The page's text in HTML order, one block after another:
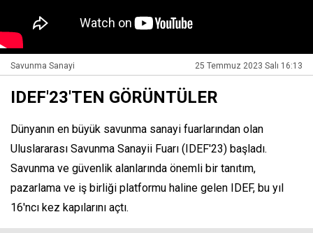
Savunma Sanayi 25 Temmuz 2023 Salı 16:13
IDEF'23'TEN GÖRÜNTÜLER
Dünyanın en büyük savunma sanayi fuarlarından olan
Uluslararası Savunma Sanayii Fuarı (IDEF'23) başladı.
Savunma ve güvenlik alanlarında önemli bir tanıtım,
pazarlama ve iş birliği platformu haline gelen IDEF, bu yıl
16'ncı kez kapılarını açtı.